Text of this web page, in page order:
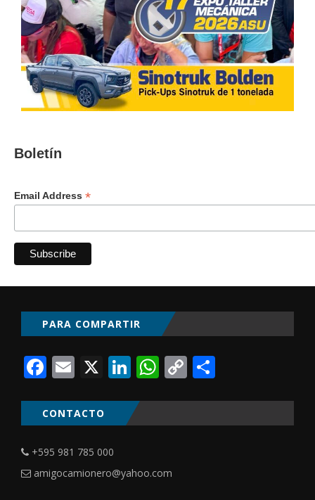
Boletín
Email Address *
PARA COMPARTIR
Facebook
Email
X LinkedIn
WhatsApp
Copy
CONTACTO
+595 981 785 000
amigocamionero@yahoo.com